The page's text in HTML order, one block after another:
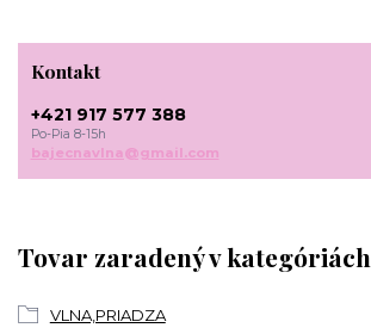
Tovar zaradený v kategóriách
VLNA,PRIADZA
Kontakt
+421 917 577 388
Po-Pia 8-15h
bajecnavlna@gmail.com